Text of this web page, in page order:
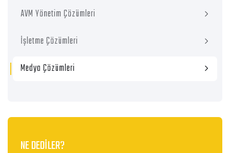
AVM Yönetim Çözümleri
İşletme Çözümleri
Medya Çözümleri
NE DEDİLER?